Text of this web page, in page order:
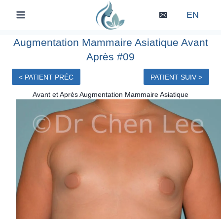
EN
Augmentation Mammaire Asiatique Avant
Après #09
< PATIENT PRÉC PATIENT SUIV >
Avant et Après Augmentation Mammaire Asiatique